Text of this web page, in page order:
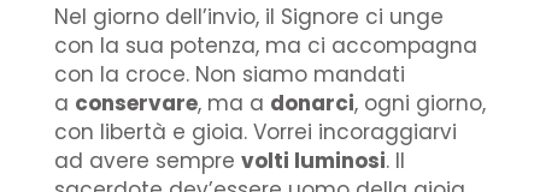
Nel giorno dell’invio, il Signore ci unge
con la sua potenza, ma ci accompagna
con la croce. Non siamo mandati
a conservare, ma a donarci, ogni giorno,
con libertà e gioia. Vorrei incoraggiarvi
ad avere sempre volti luminosi. Il